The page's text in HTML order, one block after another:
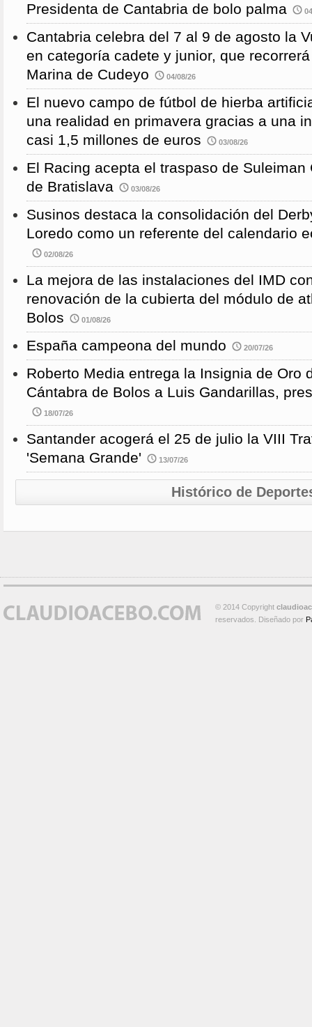
Presidenta de Cantabria de bolo palma
Cantabria celebra del 7 al 9 de agosto la
en categoría cadete y junior, que
Marina de Cudeyo
04/08/26
El nuevo campo de fútbol de hierba
una realidad en primavera gracias a una
casi 1,5 millones de euros
03/08/26
El Racing acepta el traspaso de Suleiman
de Bratislava
03/08/26
Susinos destaca la consolidación del
Loredo como un referente del calendario
02/08/26
La mejora de las instalaciones del IMD
renovación de la cubierta del módulo de
Bolos
01/08/26
España campeona del mundo 20/07/26
Roberto Media entrega la Insignia de Oro
Cántabra de Bolos a Luis Gandarillas,
18/07/26
Santander acogerá el 25 de julio la VIII
'Semana Grande'
13/07/26
Histórico de
© 2014 Copyright
reservados. Diseñado por